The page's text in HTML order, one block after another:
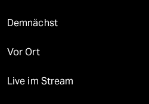
Demnächst
Vor Ort
Live im Stream